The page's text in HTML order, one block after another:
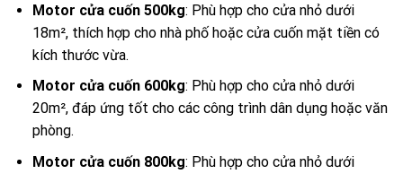
Motor cửa cuốn 500kg: Phù hợp cho cửa nhỏ dưới
18m², thích hợp cho nhà phố hoặc cửa cuốn mặt tiền có
kích thước vừa.
Motor cửa cuốn 600kg: Phù hợp cho cửa nhỏ dưới
20m², đáp ứng tốt cho các công trình dân dụng hoặc văn
phòng.
Motor cửa cuốn 800kg: Phù hợp cho cửa nhỏ dưới